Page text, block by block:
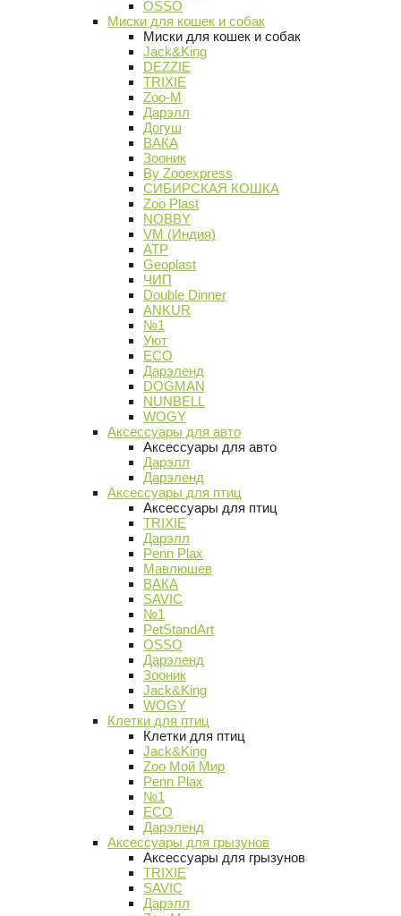
OSSO
Миски для кошек и собак
Миски для кошек и собак
Jack&King
DEZZIE
TRIXIE
Zoo-M
Дарэлл
Догуш
ВАКА
Зооник
By Zooexpress
СИБИРСКАЯ КОШКА
Zoo Plast
NOBBY
VM (Индия)
АТР
Geoplast
ЧИП
Double Dinner
ANKUR
№1
Уют
ECO
Дарэленд
DOGMAN
NUNBELL
WOGY
Аксессуары для авто
Аксессуары для авто
Дарэлл
Дарэленд
Аксессуары для птиц
Аксессуары для птиц
TRIXIE
Дарэлл
Penn Plax
Мавлюшев
ВАКА
SAVIC
№1
PetStandArt
OSSO
Дарэленд
Зооник
Jack&King
WOGY
Клетки для птиц
Клетки для птиц
Jack&King
Zoo Мой Мир
Penn Plax
№1
ECO
Дарэленд
Аксессуары для грызунов
Аксессуары для грызунов
TRIXIE
SAVIC
Дарэлл